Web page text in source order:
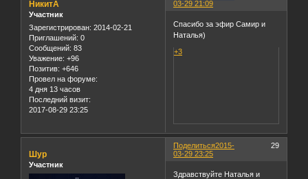
03-29 21:09
НикитА
Участник
Зарегистрирован: 2014-02-21
Приглашений: 0
Сообщений: 83
Уважение: +96
Позитив: +646
Провел на форуме:
4 дня 13 часов
Последний визит:
2017-08-29 23:25
Спасибо за эфир Самир и
Наталья)
+3
Поделиться 29
2015-
03-29 23:25
Шур
Участник
Здравствуйте Наталья и